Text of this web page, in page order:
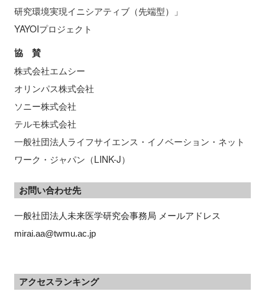
研究環境実現イニシアティブ（先端型）」
YAYOIプロジェクト
協 賛
株式会社エムシー
オリンパス株式会社
ソニー株式会社
テルモ株式会社
一般社団法人ライフサイエンス・イノベーション・ネット
ワーク・ジャパン（LINK-J）
お問い合わせ先
一般社団法人未来医学研究会事務局 メールアドレス
mirai.aa@twmu.ac.jp
アクセスランキング